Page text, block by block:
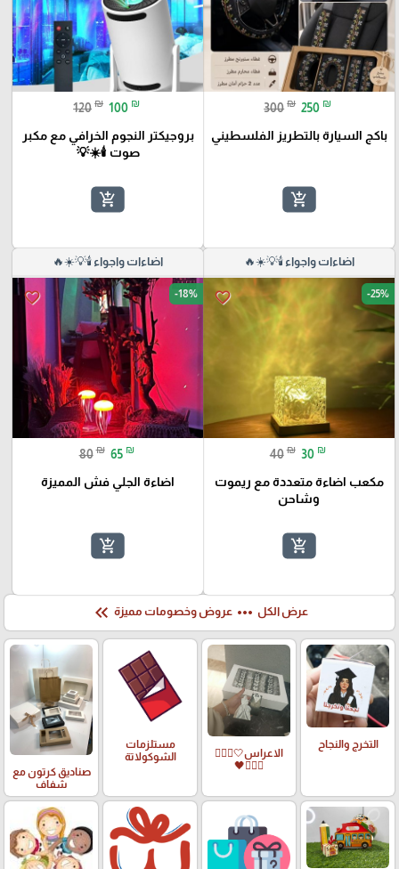
300 ₪ 250 ₪
باكج السيارة بالتطريز الفلسطيني
add_shopping_cart
120 ₪ 100 ₪
بروجيكتر النجوم الخرافي مع مكبر
صوت 🕯️☀️💡
add_shopping_cart
اضاءات واجواء 🕯️💡☀️🔥
favorite_border -25%
40 ₪ 30 ₪
مكعب اضاءة متعددة مع ريموت
وشاحن
add_shopping_cart
اضاءات واجواء 🕯️💡☀️🔥
favorite_border -18%
80 ₪ 65 ₪
اضاءة الجلي فش المميزة
add_shopping_cart
عرض الكل more_horiz عروض وخصومات مميزة keyboard_double_arrow_left
التخرج والنجاح
الاعراس🤍🤵🏻‍♀️
👰🏻‍♀️🖤
مستلزمات
الشوكولاتة
صناديق كرتون مع
شفاف